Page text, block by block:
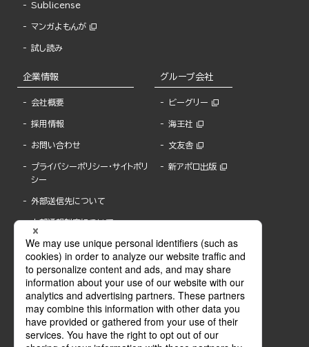
Sublicense
マンガよもんが
試し読み
企業情報
会社概要
採用情報
お問い合わせ
プライバシーポリシー・サイトポリ
シー
外部送信先について
内部通報制度について
グループ会社
ビーグリー
海王社
文友舎
新アポロ出版